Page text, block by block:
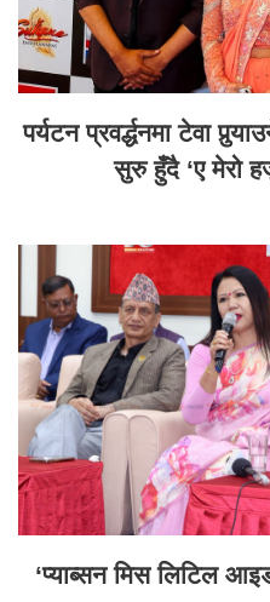
पर्यटन प्रवर्द्धनमा टेवा
सुरु हुँदै ‘ए मेरो
‘प्याब्सन मिस लिटिल